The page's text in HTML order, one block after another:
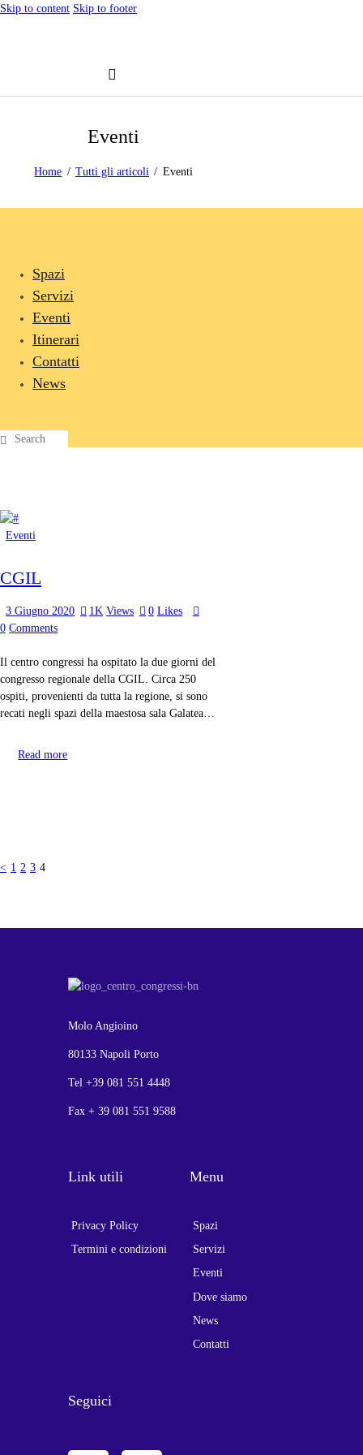
Skip to content Skip to footer
Eventi
Home Tutti gli articoli Eventi
Spazi
Servizi
Eventi
Itinerari
Contatti
News
Eventi
CGIL
3 Giugno 2020 1K Views 0 Likes
0 Comments
Il centro congressi ha ospitato la due giorni del
congresso regionale della CGIL. Circa 250
ospiti, provenienti da tutta la regione, si sono
recati negli spazi della maestosa sala Galatea…
Read more
< 1 2 3 4
Molo Angioino
80133 Napoli Porto
Tel +39 081 551 4448
Fax + 39 081 551 9588
Link utili
Privacy Policy
Termini e condizioni
Menu
Spazi
Servizi
Eventi
Dove siamo
News
Contatti
Seguici